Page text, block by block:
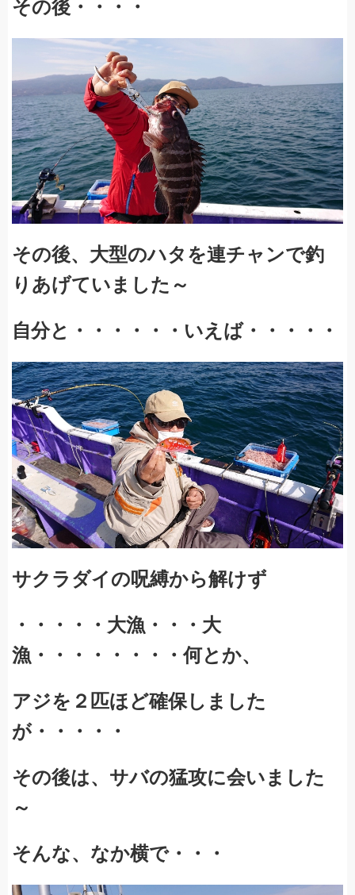
その後・・・・
その後、大型のハタを連チャンで釣
りあげていました～
自分と・・・・・・いえば・・・・・
サクラダイの呪縛から解けず
・・・・・大漁・・・大
漁・・・・
・・・・何とか、
アジを２匹ほど確保しました
が・・・・・
その後は、サバの猛攻に会いました
～
そんな、なか横で・・・